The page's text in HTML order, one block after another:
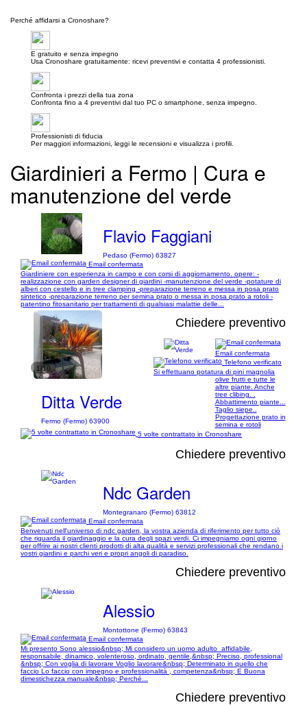
Perché affidarsi a Cronoshare?
E gratuito e senza impegno
Usa Cronoshare gratuitamente: ricevi preventivi e contatta 4 professionisti.
Confronta i prezzi della tua zona
Confronta fino a 4 preventivi dal tuo PC o smartphone, senza impegno.
Professionisti di fiducia
Per maggiori informazioni, leggi le recensioni e visualizza i profili.
Giardinieri a Fermo | Cura e
manutenzione del verde
Flavio Faggiani
Pedaso (Fermo) 63827
Email confermata
Giardiniere con esperienza in campo e con corsi di aggiornamento. opere: -
realizzazione con garden designer di giardini -manutenzione del verde -potature di
alberi con cestello e in tree clamping -preparazione terreno e messa in posa prato
sintetico -preparazione terreno per semina prato o messa in posa prato a rotoli -
patentino fitosanitario per trattamenti di qualsiasi malattie delle...
1/10
Chiedere preventivo
Ditta Verde
Fermo (Fermo) 63900
Email confermata
Telefono verificato
Si effettuano potatura di pini magnolia
olive frutti e tutte le
altre piante. Anche
tree clibing. .
Abbattimento piante...
Taglio siepe..
Progettazione prato in
semina e rotoli
5 volte contrattato in Cronoshare
Chiedere preventivo
Ndc Garden
Montegranaro (Fermo) 63812
Email confermata
Benvenuti nell'universo di ndc garden, la vostra azienda di riferimento per tutto ciò
che riguarda il giardinaggio e la cura degli spazi verdi. Ci impegniamo ogni giorno
per offrire ai nostri clienti prodotti di alta qualità e servizi professionali che rendano i
vostri giardini e parchi veri e propri angoli di paradiso.
Chiedere preventivo
Alessio
Montottone (Fermo) 63843
Email confermata
Mi presento Sono alessio&nbsp; Mi considero un uomo adulto ​ affidabile,
responsabile, dinamico, volenteroso, ordinato, gentile,&nbsp; Preciso, professional
&nbsp; Con voglia di lavorare Voglio lavorare&nbsp; Determinato in quello che
faccio Lo faccio con impegno e professionalità , competenza&nbsp; E Buona
dimestichezza manuale&nbsp; Perché...
Chiedere preventivo